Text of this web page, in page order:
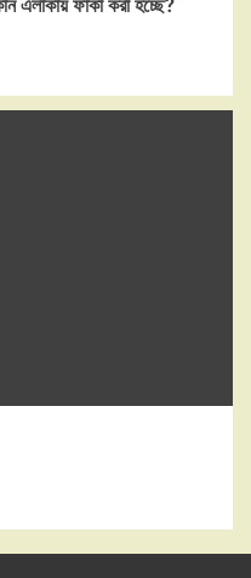
এলাকায় ফাঁকা করা হচ্ছে?